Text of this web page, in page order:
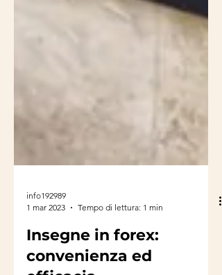
info192989
1 mar 2023
Tempo di lettura: 1 min